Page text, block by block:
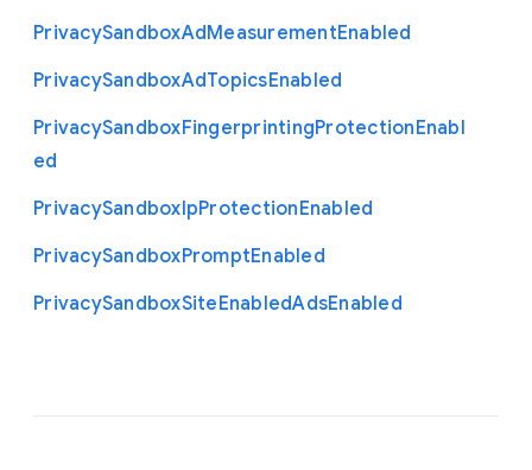
PrivacySandboxAdMeasurementEnabled
PrivacySandboxAdTopicsEnabled
PrivacySandboxFingerprintingProtectionEnabl
ed
PrivacySandboxIpProtectionEnabled
PrivacySandboxPromptEnabled
PrivacySandboxSiteEnabledAdsEnabled